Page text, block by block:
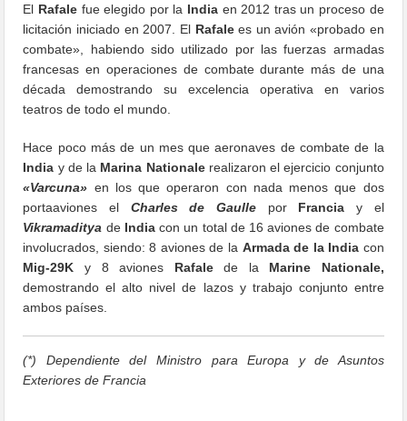
El Rafale fue elegido por la India en 2012 tras un proceso de
licitación iniciado en 2007. El Rafalees un avión «probado en
combate», habiendo sido utilizado por las fuerzas armadas
francesas en operaciones de combate durante más de una
década demostrando su excelencia operativa en varios
teatros de todo el mundo.
Hace poco más de un mes que aeronaves de combate de la
India y de la Marina Nationalerealizaron el ejercicio conjunto
«Varcuna» en los que operaron con nada menos que dos
portaaviones el Charles de Gaulle por Francia y el
Vikramaditya deIndiacon un total de 16 aviones de combate
involucrados, siendo: 8 aviones de la Armada de la India con
Mig-29K y 8 aviones Rafalede la Marine Nationale,
demostrando el alto nivel de lazos y trabajo conjunto entre
ambos países.
(*) Dependiente del Ministro para Europa y de Asuntos
Exteriores de Francia